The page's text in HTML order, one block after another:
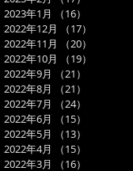
2023年1月
（16）
2022年12月
（17）
2022年11月
（20）
2022年10月
（19）
2022年9月
（21）
2022年8月
（21）
2022年7月
（24）
2022年6月
（15）
2022年5月
（13）
2022年4月
（15）
2022年3月
（16）